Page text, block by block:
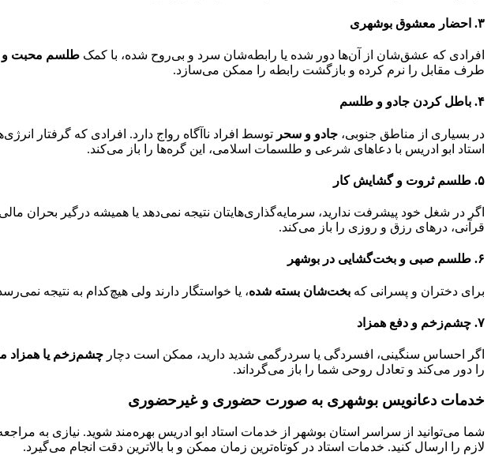
۳. احضار معشوق بوشهری
افرادی که عشق‌شان از آن‌ها دور شده یا رابطه‌شان سرد و بی‌روح شده، با کمک طلسم محبت و
طرف مقابل را نرم کرده و بازگشت رابطه را ممکن می‌سازد.
۴. باطل کردن جادو و طلسم
در بسیاری از مناطق جنوبی، جادو و سحر توسط افراد ناآگاه رواج دارد. افرادی که گرفتار
استاد ابو ادریس با دعاهای شرعی و طلسمات اسلامی، این گره‌ها را باز می‌کند.
۵. طلسم ثروت و گشایش کار
اگر در شغل خود پیشرفت ندارید، سرمایه‌گذاری‌هایتان نتیجه نمی‌دهد یا همیشه درگیر بحران مالی
قرآنی، درهای رزق و روزی را باز می‌کند.
۶. طلسم صبی و بخت‌گشایی در بوشهر
برای دختران و پسرانی که بخت‌شان بسته شده، یا خواستگار دارند ولی هیچ‌کدام به نتیجه
۷. چشم‌زخم و دفع همزاد
اگر احساس سنگینی، افسردگی یا سردرگمی شدید دارید، ممکن است دچار چشم‌زخم یا همزاد
را دور می‌کند و تعادل روحی شما را باز می‌گرداند.
خدمات دعانویس بوشهری به صورت حضوری و غیرحضوری
شما می‌توانید از سراسر استان بوشهر از خدمات استاد ابو ادریس بهره‌مند شوید. نیازی به
لازم را ارسال کنید. خدمات استاد در کوتاه‌ترین زمان ممکن و با بالاترین دقت انجام می‌گیرد.